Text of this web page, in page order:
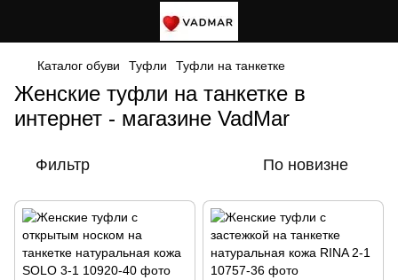
Каталог обуви Туфли Туфли на танкетке
Женские туфли на танкетке в
интернет - магазине VadMar
Фильтр По новизне